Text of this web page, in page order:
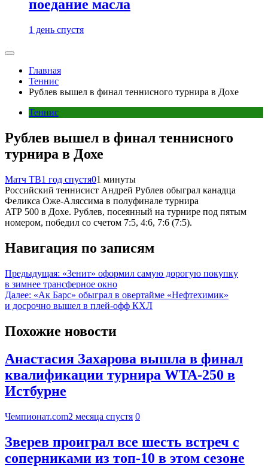
поедание масла
1 день спустя
Главная
Теннис
Рублев вышел в финал теннисного турнира в Дохе
Теннис
Рублев вышел в финал теннисного
турнира в Дохе
Матч ТВ1 год спустя01 минуты
Российский теннисист Андрей Рублев обыграл канадца
Феликса Оже‑Аляссима в полуфинале турнира
ATP 500 в Дохе. Рублев, посеянный на турнире под пятым
номером, победил со счетом 7:5, 4:6, 7:6 (7:5).
Навигация по записям
Предыдущая: «Зенит» оформил самую дорогую покупку
в зимнее трансферное окно
Далее: «Ак Барс» обыграл в овертайме «Нефтехимик»
и досрочно вышел в плей-офф КХЛ
Похожие новости
Анастасия Захарова вышла в финал
квалификации турнира WTA-250 в
Истбурне
Чемпионат.com2 месяца спустя 0
Зверев проиграл все шесть встреч с
соперниками из топ-10 в этом сезоне